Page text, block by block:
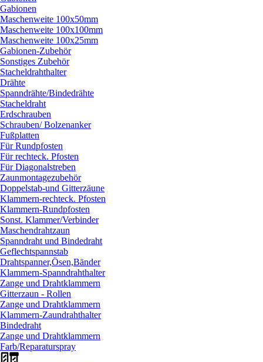
Gabionen
Maschenweite 100x50mm
Maschenweite 100x100mm
Maschenweite 100x25mm
Gabionen-Zubehör
Sonstiges Zubehör
Stacheldrahthalter
Drähte
Spanndrähte/Bindedrähte
Stacheldraht
Erdschrauben
Schrauben/Bolzenanker
Fußplatten
Für Rundpfosten
Für rechteck. Pfosten
Für Diagonalstreben
Zaunmontagezubehör
Doppelstab-und Gitterzäune
Klammern-rechteck. Pfosten
Klammern-Rundpfosten
Sonst. Klammer/Verbinder
Maschendrahtzaun
Spanndraht und Bindedraht
Geflechtspannstab
Drahtspanner,Ösen,Bänder
Klammern-Spanndrahthalter
Zange und Drahtklammern
Gitterzaun - Rollen
Zange und Drahtklammern
Klammern-Zaundrahthalter
Bindedraht
Zange und Drahtklammern
Farb/Reparaturspray